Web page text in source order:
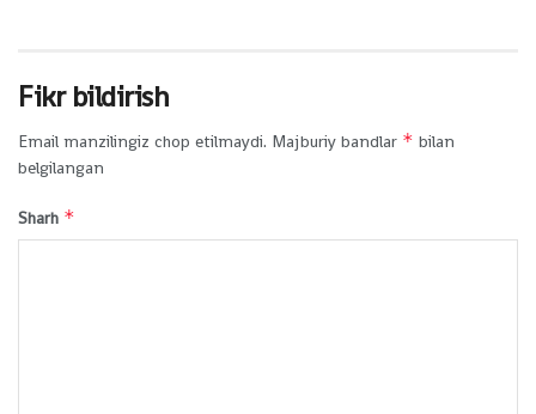
Fikr bildirish
Email manzilingiz chop etilmaydi. Majburiy bandlar * bilan
belgilangan
Sharh *